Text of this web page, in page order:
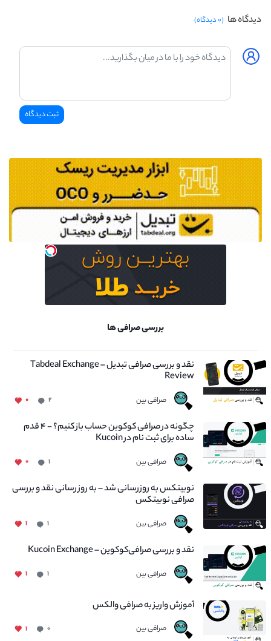
دیدگاه ها (۰ دیدگاه)
بررسی صرافی ها
نقد و بررسی صرافی تبدیل – Tabdeal Exchange
Review
صرافی بین ۲ ۰
چگونه در صرافی کوکوین حساب باز کنیم؟ - ۴ قدم
ساده برای ثبت نام در Kucoin
صرافی بین ۱ ۰
نوبیتکس به روزرسانی شد – به روز رسانی نقد و بررسی
صرافی نوبیتکس
صرافی بین ۱ ۱
نقد و بررسی صرافی‌کوکوین – Kucoin Exchange
صرافی بین ۱ ۱
آموزش واریز به صرافی والکس
صرافی بین ۰ ۱